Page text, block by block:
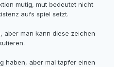
mutig, mut bedeutet nicht
aufs spiel setzt.
aber man kann diese zeichen
haben, aber mal tapfer einen